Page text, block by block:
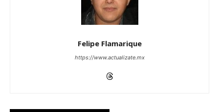
Felipe Flamarique
https://www.actualizate.mx